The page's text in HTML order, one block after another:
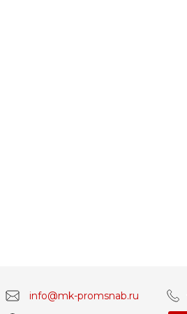
info@mk-promsnab.ru